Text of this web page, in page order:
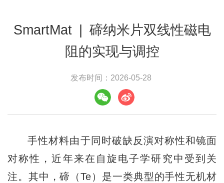
SmartMat | 碲纳米片双线性磁电
阻的实现与调控
发布时间：2026-05-28
手性材料由于同时破缺反演对称性和镜面
对称性，近年来在自旋电子学研究中受到关
注。其中，碲（Te）是一类典型的手性无机材